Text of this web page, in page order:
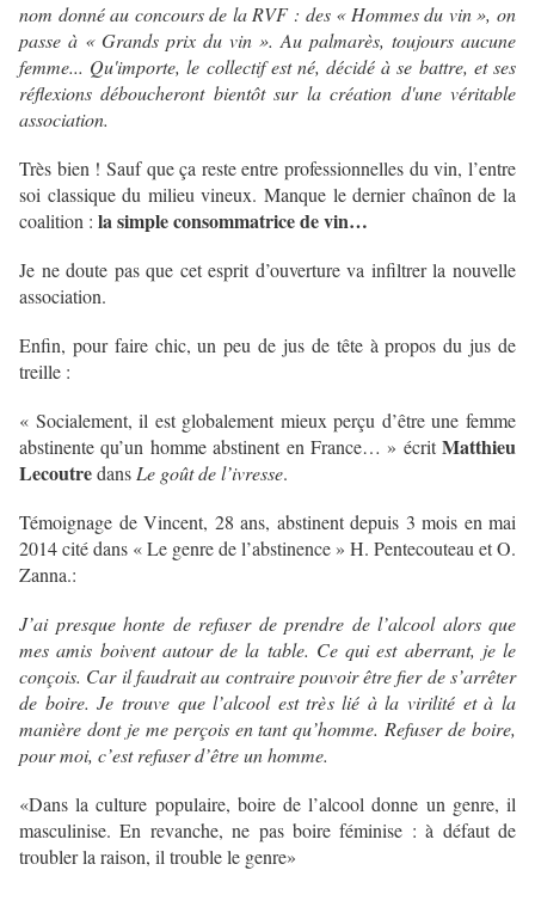
nom donné au concours de la RVF : des « Hommes du vin », on
passe à « Grands prix du vin ». Au palmarès, toujours aucune
femme... Qu'importe, le collectif est né, décidé à se battre, et ses
réflexions déboucheront bientôt sur la création d'une véritable
association.
Très bien ! Sauf que ça reste entre professionnelles du vin, l’entre
soi classique du milieu vineux. Manque le dernier chaînon de la
coalition : la simple consommatrice de vin…
Je ne doute pas que cet esprit d’ouverture va infiltrer la nouvelle
association.
Enfin, pour faire chic, un peu de jus de tête à propos du jus de
treille :
« Socialement, il est globalement mieux perçu d’être une femme
abstinente qu’un homme abstinent en France… » écritMatthieu
Lecoutredans Le goût de l’ivresse.
Témoignage de Vincent, 28 ans, abstinent depuis 3 mois en mai
2014 cité dans « Le genre de l’abstinence » H. Pentecouteau et O.
Zanna.:
J’ai presque honte de refuser de prendre de l’alcool alors que
mes amis boivent autour de la table. Ce qui est aberrant, je le
conçois. Car il faudrait au contraire pouvoir être fier de s’arrêter
de boire. Je trouve que l’alcool est très lié à la virilité et à la
manière dont je me perçois en tant qu’homme. Refuser de boire,
pour moi, c’est refuser d’être un homme.
«Dans la culture populaire, boire de l’alcool donne un genre, il
masculinise. En revanche, ne pas boire féminise : à défaut de
troubler la raison, il trouble le genre»